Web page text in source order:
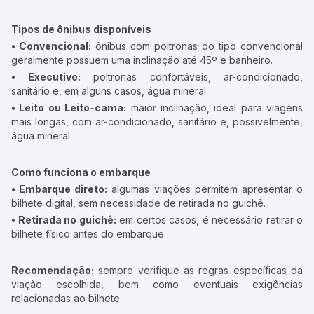
Tipos de ônibus disponíveis
• Convencional: ônibus com poltronas do tipo convencional
geralmente possuem uma inclinação até 45º e banheiro.
• Executivo: poltronas confortáveis, ar-condicionado,
sanitário e, em alguns casos, água mineral.
• Leito ou Leito-cama: maior inclinação, ideal para viagens
mais longas, com ar-condicionado, sanitário e, possivelmente,
água mineral.
Como funciona o embarque
• Embarque direto: algumas viações permitem apresentar o
bilhete digital, sem necessidade de retirada no guichê.
• Retirada no guichê: em certos casos, é necessário retirar o
bilhete físico antes do embarque.
Recomendação: sempre verifique as regras específicas da
viação escolhida, bem como eventuais exigências
relacionadas ao bilhete.